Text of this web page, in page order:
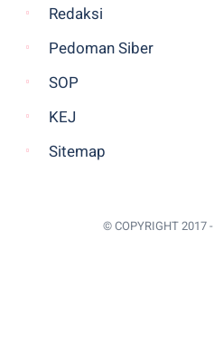
Redaksi
Pedoman Siber
SOP
KEJ
Sitemap
© COPYRIGHT 2017 -